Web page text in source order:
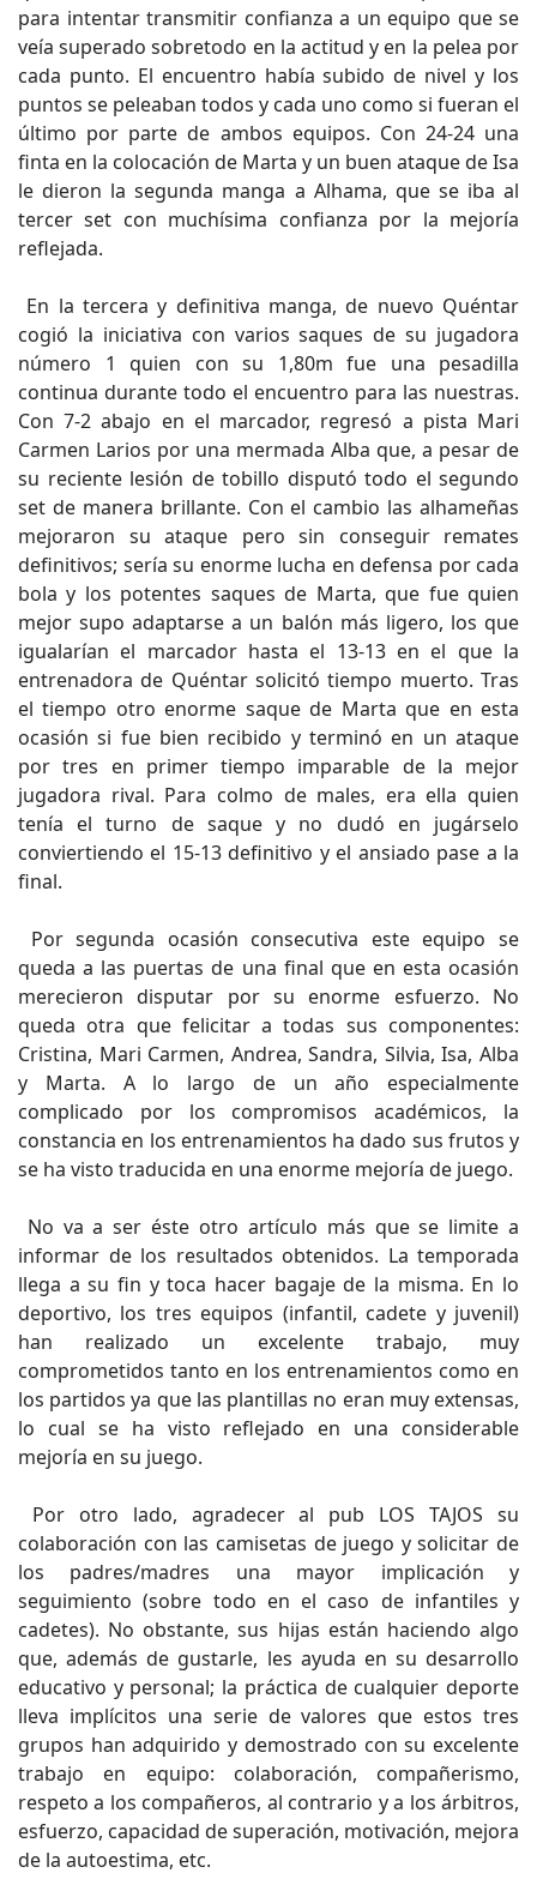
para intentar transmitir confianza a un equipo que se
veía superado sobretodo en la actitud y en la pelea por
cada punto. El encuentro había subido de nivel y los
puntos se peleaban todos y cada uno como si fueran el
último por parte de ambos equipos. Con 24-24 una
finta en la colocación de Marta y un buen ataque de Isa
le dieron la segunda manga a Alhama, que se iba al
tercer set con muchísima confianza por la mejoría
reflejada.
En la tercera y definitiva manga, de nuevo Quéntar
cogió la iniciativa con varios saques de su jugadora
número 1 quien con su 1,80m fue una pesadilla
continua durante todo el encuentro para las nuestras.
Con 7-2 abajo en el marcador, regresó a pista Mari
Carmen Larios por una mermada Alba que, a pesar de
su reciente lesión de tobillo disputó todo el segundo
set de manera brillante. Con el cambio las alhameñas
mejoraron su ataque pero sin conseguir remates
definitivos; sería su enorme lucha en defensa por cada
bola y los potentes saques de Marta, que fue quien
mejor supo adaptarse a un balón más ligero, los que
igualarían el marcador hasta el 13-13 en el que la
entrenadora de Quéntar solicitó tiempo muerto. Tras
el tiempo otro enorme saque de Marta que en esta
ocasión si fue bien recibido y terminó en un ataque
por tres en primer tiempo imparable de la mejor
jugadora rival. Para colmo de males, era ella quien
tenía el turno de saque y no dudó en jugárselo
conviertiendo el 15-13 definitivo y el ansiado pase a la
final.
Por segunda ocasión consecutiva este equipo se
queda a las puertas de una final que en esta ocasión
merecieron disputar por su enorme esfuerzo. No
queda otra que felicitar a todas sus componentes:
Cristina, Mari Carmen, Andrea, Sandra, Silvia, Isa, Alba
y Marta. A lo largo de un año especialmente
complicado por los compromisos académicos, la
constancia en los entrenamientos ha dado sus frutos y
se ha visto traducida en una enorme mejoría de juego.
No va a ser éste otro artículo más que se limite a
informar de los resultados obtenidos. La temporada
llega a su fin y toca hacer bagaje de la misma. En lo
deportivo, los tres equipos (infantil, cadete y juvenil)
han realizado un excelente trabajo, muy
comprometidos tanto en los entrenamientos como en
los partidos ya que las plantillas no eran muy extensas,
lo cual se ha visto reflejado en una considerable
mejoría en su juego.
Por otro lado, agradecer al pub LOS TAJOS su
colaboración con las camisetas de juego y solicitar de
los padres/madres una mayor implicación y
seguimiento (sobre todo en el caso de infantiles y
cadetes). No obstante, sus hijas están haciendo algo
que, además de gustarle, les ayuda en su desarrollo
educativo y personal; la práctica de cualquier deporte
lleva implícitos una serie de valores que estos tres
grupos han adquirido y demostrado con su excelente
trabajo en equipo: colaboración, compañerismo,
respeto a los compañeros, al contrario y a los árbitros,
esfuerzo, capacidad de superación, motivación, mejora
de la autoestima, etc.